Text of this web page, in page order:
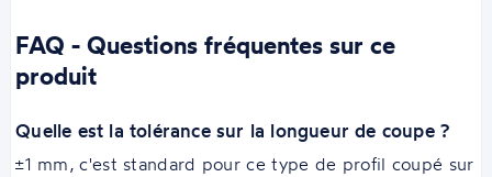
FAQ - Questions fréquentes sur ce
produit
Quelle est la tolérance sur la longueur de coupe ?
±1 mm, c'est standard pour ce type de profil coupé sur